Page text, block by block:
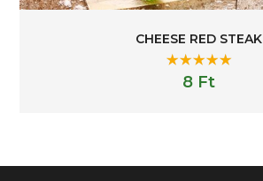
CHEESE RED STEAK
Rated5.00
8 Ft